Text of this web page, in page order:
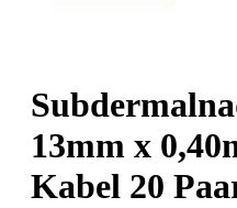
13mm x
Kabel 20